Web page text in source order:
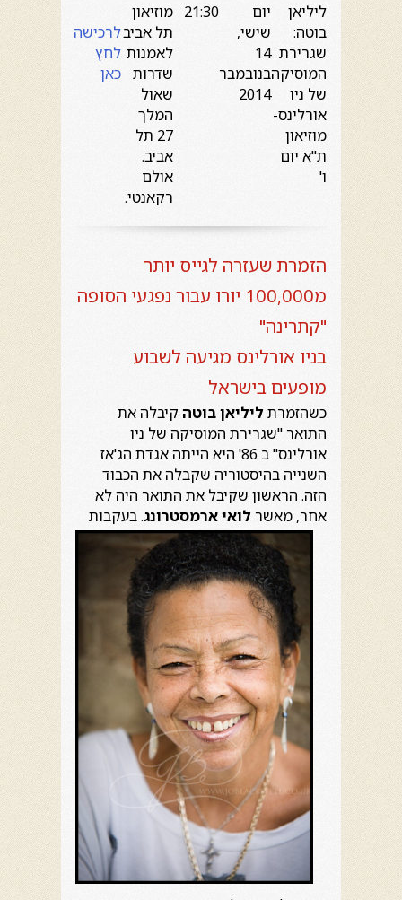
ליליאן
בוטה:
שגרירת
המוסיקה
של ניו
אורלינס-
מוזיאון
ת"א יום
ו'
יום
שישי,
14
בנובמבר
2014
21:30 מוזיאון
תל אביב
לאמנות
שדרות
שאול
המלך
27 תל
אביב.
אולם
רקאנטי.
לרכישה
לחץ
כאן
הזמרת שעזרה לגייס יותר
מ100,000 יורו עבור נפגעי הסופה
"קתרינה"
בניו אורלינס מגיעה לשבוע
מופעים בישראל
כשהזמרתליליאן בוטהקיבלה את
התואר "שגרירת המוסיקה של ניו
אורלינס" ב 86' היא הייתה אגדת הג'אז
השנייה בהיסטוריה שקבלה את הכבוד
הזה. הראשון שקיבל את התואר היה לא
אחר, מאשר לואי ארמסטרונג. בעקבות